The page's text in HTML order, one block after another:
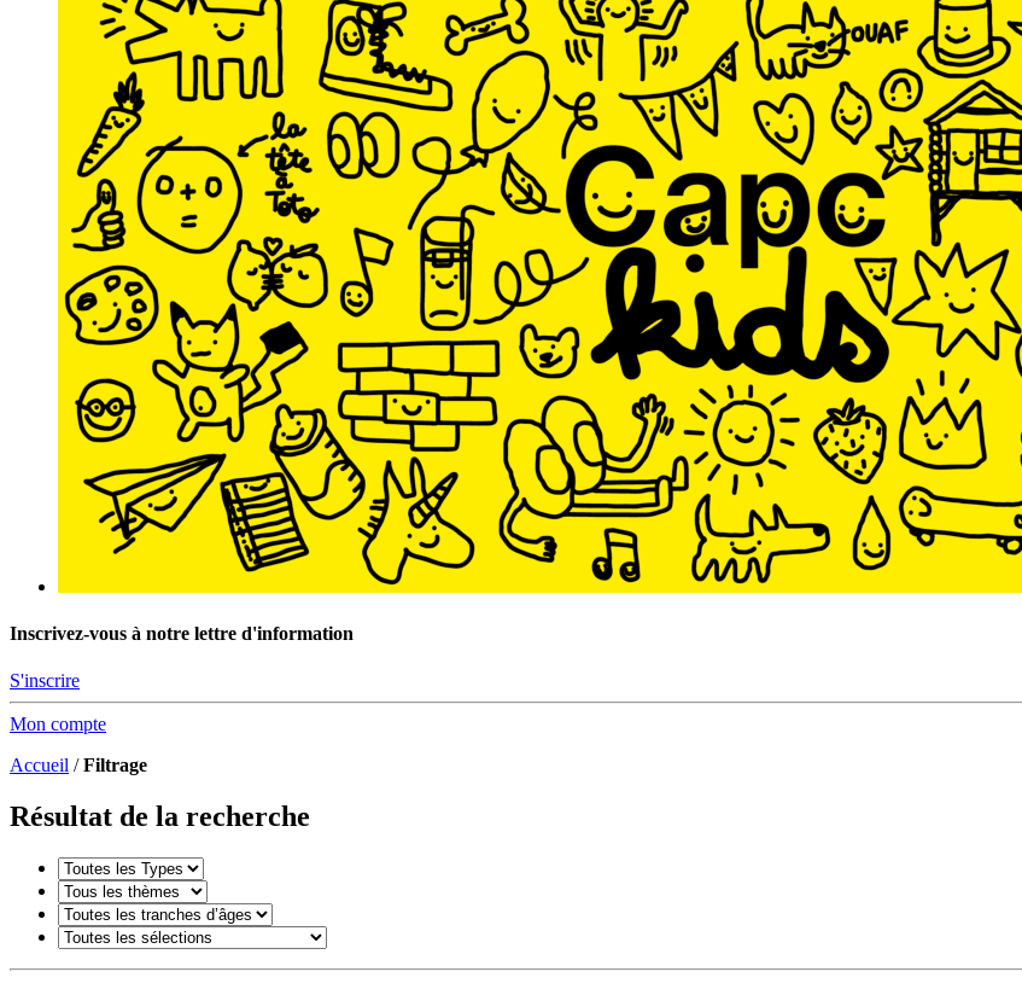
Inscrivez-vous à notre lettre d'information
S'inscrire
Mon compte
Accueil /Filtrage
Résultat de la recherche